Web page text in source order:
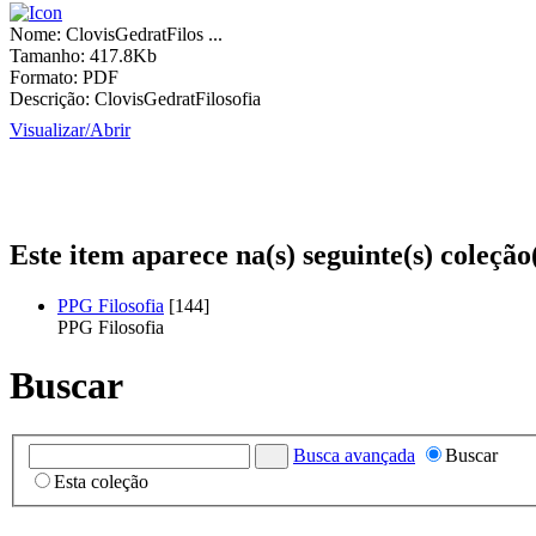
Nome: ClovisGedratFilos ...
Tamanho: 417.8Kb
Formato: PDF
Descrição: ClovisGedratFilosofia
Visualizar/Abrir
Este item aparece na(s) seguinte(s)
PPG Filosofia [144]
PPG Filosofia
Buscar
Busca avançada
Buscar
Esta coleção